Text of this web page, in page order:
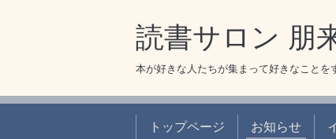
読書サロン 朋
本が好きな人たちが集まって好きなことを
トップページ お知らせ